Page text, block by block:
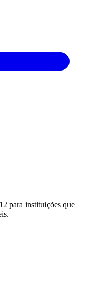
para instituições que